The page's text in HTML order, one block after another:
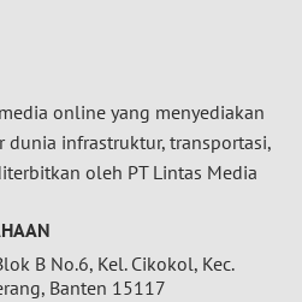
online yang menyediakan
dunia infrastruktur, transportasi,
oleh PT Lintas Media
B No.6, Kel. Cikokol, Kec.
Banten 15117